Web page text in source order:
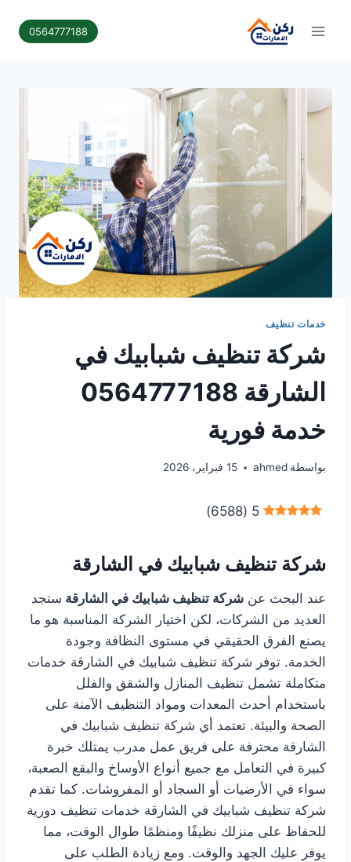
0564777188
خدمات تنظيف
شركة تنظيف شبابيك في
الشارقة 0564777188
خدمة فورية
بواسطة ahmed 15 فبراير، 2026
5
(
6588
)
شركة تنظيف شبابيك في الشارقة
عند البحث عن شركة تنظيف شبابيك في الشارقة ستجد
العديد من الشركات، لكن اختيار الشركة المناسبة هو ما
يصنع الفرق الحقيقي في مستوى النظافة وجودة
الخدمة. توفر شركة تنظيف شبابيك في الشارقة خدمات
متكاملة تشمل تنظيف المنازل والشقق والفلل
باستخدام أحدث المعدات ومواد التنظيف الآمنة على
الصحة والبيئة. تعتمد أي شركة تنظيف شبابيك في
الشارقة محترفة على فريق عمل مدرب يمتلك خبرة
كبيرة في التعامل مع جميع أنواع الأوساخ والبقع الصعبة،
سواء في الأرضيات أو السجاد أو المفروشات. كما تقدم
شركة تنظيف شبابيك في الشارقة خدمات تنظيف دورية
للحفاظ على منزلك نظيفًا ومنظمًا طوال الوقت، مما
يوفر عليك الجهد والوقت. ومع زيادة الطلب على